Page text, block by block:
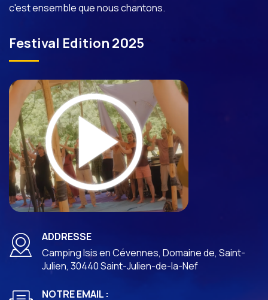
c'est ensemble que nous chantons.
Festival Edition 2025
ADDRESSE
Camping Isis en Cévennes, Domaine de, Saint-
Julien, 30440 Saint-Julien-de-la-Nef
NOTRE EMAIL :